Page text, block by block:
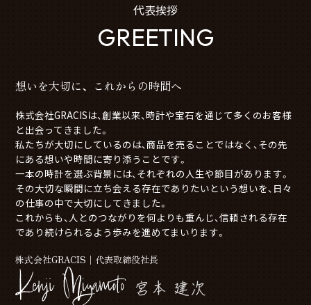
代表挨拶
GREETING
想いを大切に、これからの時間へ
株式会社GRACISは、創業以来、時計や宝石を通じて多くのお客様
と出会ってきました。
私たちが大切にしているのは、商品を売ることではなく、その先
にある想いや時間に寄り添うことです。
一本の時計を選ぶ背景には、それぞれの人生や節目があります。
その大切な瞬間に立ち会える存在でありたいという想いを、日々
の仕事の中で大切にしてきました。
これからも、人とのつながりを何よりも重んじ、信頼される存在
であり続けられるよう歩みを進めてまいります。
株式会社GRACIS│代表取締役社長